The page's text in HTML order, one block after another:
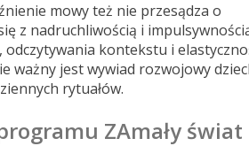
mowy też nie przesądza o
z nadruchliwością i
kontekstu i
ważny jest wywiad rozwojowy
rytuałów.
ZAmały świat